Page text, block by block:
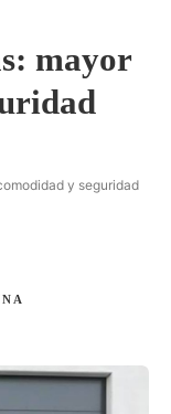
mayor
y seguridad